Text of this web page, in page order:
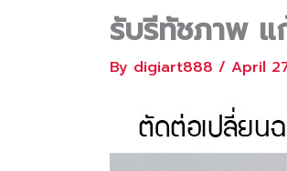
รับรีทัชภาพ
By digiart888 / April